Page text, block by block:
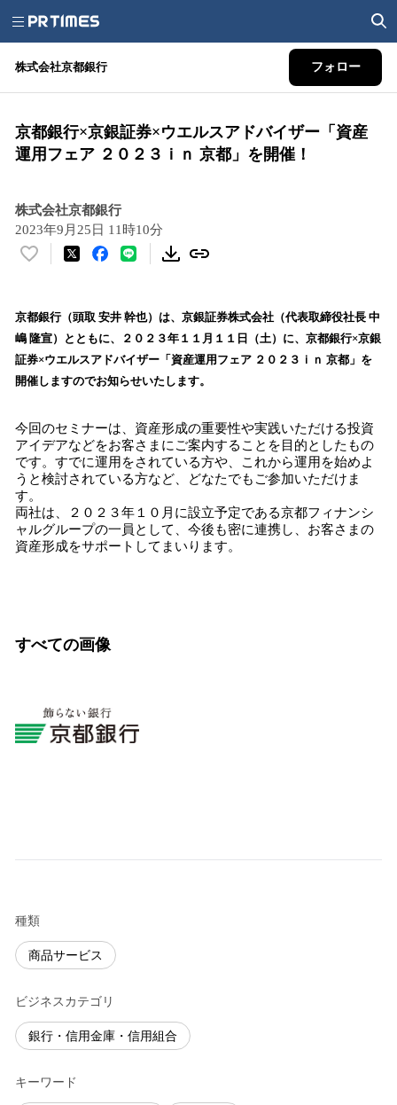
株式会社京都銀行 フォロー
京都銀行×京銀証券×ウエルスアドバイザー「資産
運用フェア ２０２３ｉｎ 京都」を開催！
株式会社京都銀行
2023年9月25日 11時10分
い
！
数
を
読
み
中
で
す
京都銀行（頭取 安井 幹也）は、京銀証券株式会社（代表取締役社長 中
嶋 隆宣）とともに、２０２３年１１月１１日（土）に、京都銀行×京銀
証券×ウエルスアドバイザー「資産運用フェア ２０２３ｉｎ 京都」を
開催しますのでお知らせいたします。
今回のセミナーは、資産形成の重要性や実践いただける投資
アイデアなどをお客さまにご案内することを目的としたもの
です。すでに運用をされている方や、これから運用を始めよ
うと検討されている方など、どなたでもご参加いただけま
す。
両社は、２０２３年１０月に設立予定である京都フィナンシ
ャルグループの一員として、今後も密に連携し、お客さまの
資産形成をサポートしてまいります。
すべての画像
種類
商品サービス
ビジネスカテゴリ
銀行・信用金庫・信用組合
キーワード